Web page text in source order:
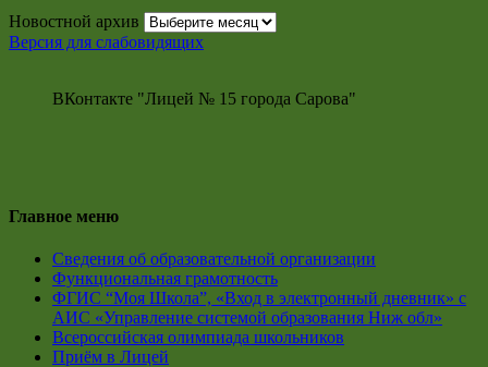
Новостной архив
Версия для слабовидящих
ВКонтакте "Лицей № 15 города Сарова"
Главное меню
Сведения об образовательной организации
Функциональная грамотность
ФГИС “Моя Школа”, «Вход в электронный дневник» с
АИС «Управление системой образования Ниж обл»
Всероссийская олимпиада школьников
Приём в Лицей